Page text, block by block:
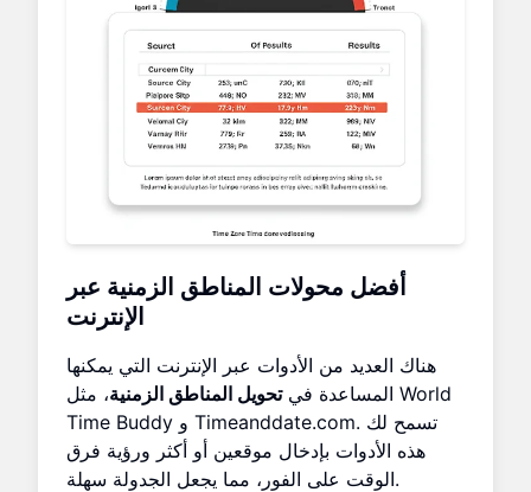
أفضل محولات المناطق الزمنية عبر
الإنترنت
هناك العديد من الأدوات عبر الإنترنت التي يمكنها
المساعدة فيتحويل المناطق الزمنية، مثل World
Time Buddy و Timeanddate.com. تسمح لك
هذه الأدوات بإدخال موقعين أو أكثر ورؤية فرق
الوقت على الفور، مما يجعل الجدولة سهلة.